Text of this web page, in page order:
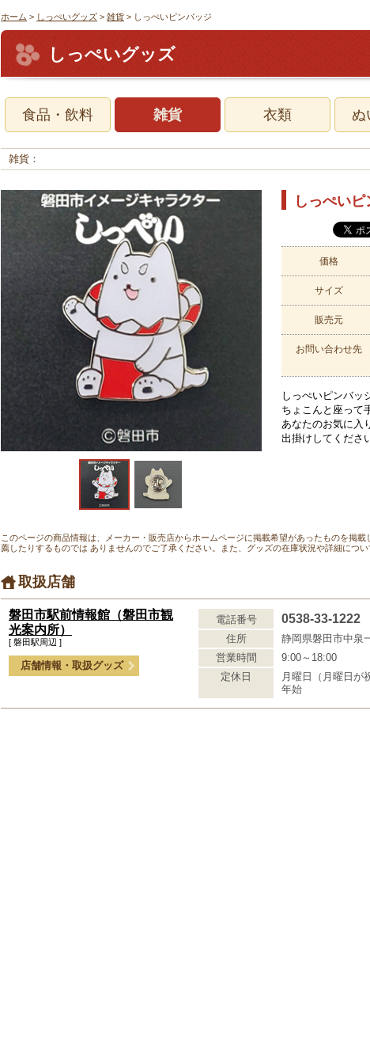
ホーム > しっぺいグッズ > 雑貨 > しっぺいピンバッジ
しっぺいグッズ
食品・飲料 雑貨 衣類 ぬ
雑貨：
しっぺい
価格
サイズ
販売元
お問い合わせ先
しっぺいピンバッ
ちょこんと座って
あなたのお気に入
出掛けしてくださ
このページの商品情報は、メーカー・販売店からホームページに掲載希望があったものを掲
薦したりするものでは ありませんのでご了承ください。また、グッズの在庫状況や詳細につ
取扱店舗
磐田市駅前情報館（磐田市観
光案内所）
[ 磐田駅周辺 ]
店舗情報・取扱グッズ
電話番号 0538-33-1222
住所
静岡県磐田市中泉
営業時間
9:00～18:00
定休日
月曜日（月曜日が
年始